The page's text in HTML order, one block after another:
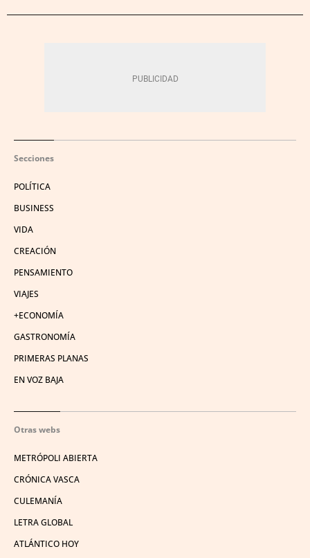
Secciones
POLÍTICA
BUSINESS
VIDA
CREACIÓN
PENSAMIENTO
VIAJES
+ECONOMÍA
GASTRONOMÍA
PRIMERAS PLANAS
EN VOZ BAJA
Otras webs
METRÓPOLI ABIERTA
CRÓNICA VASCA
CULEMANÍA
LETRA GLOBAL
ATLÁNTICO HOY